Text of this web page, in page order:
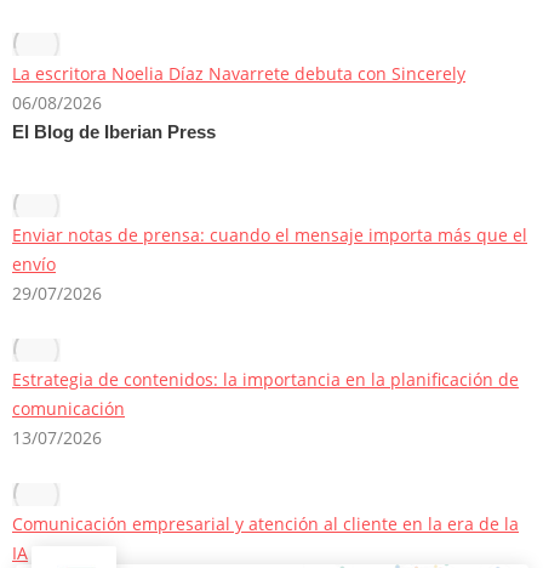
La escritora Noelia Díaz Navarrete debuta con Sincerely
06/08/2026
El Blog de Iberian Press
Enviar notas de prensa: cuando el mensaje importa más que el
envío
29/07/2026
Estrategia de contenidos: la importancia en la planificación de
comunicación
13/07/2026
Comunicación empresarial y atención al cliente en la era de la
IA